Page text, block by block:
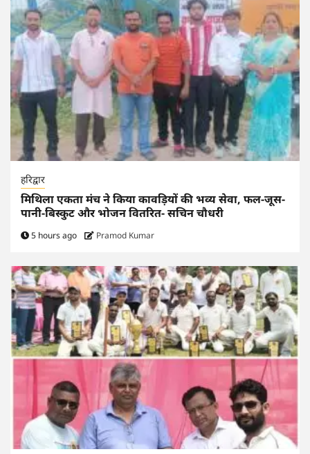
हरिद्वार
मिथिला एकता मंच ने किया कावड़ियों की भव्य सेवा, फल-जूस-
पानी-बिस्कुट और भोजन वितरित- सचिन चौधरी
5 hours ago Pramod Kumar